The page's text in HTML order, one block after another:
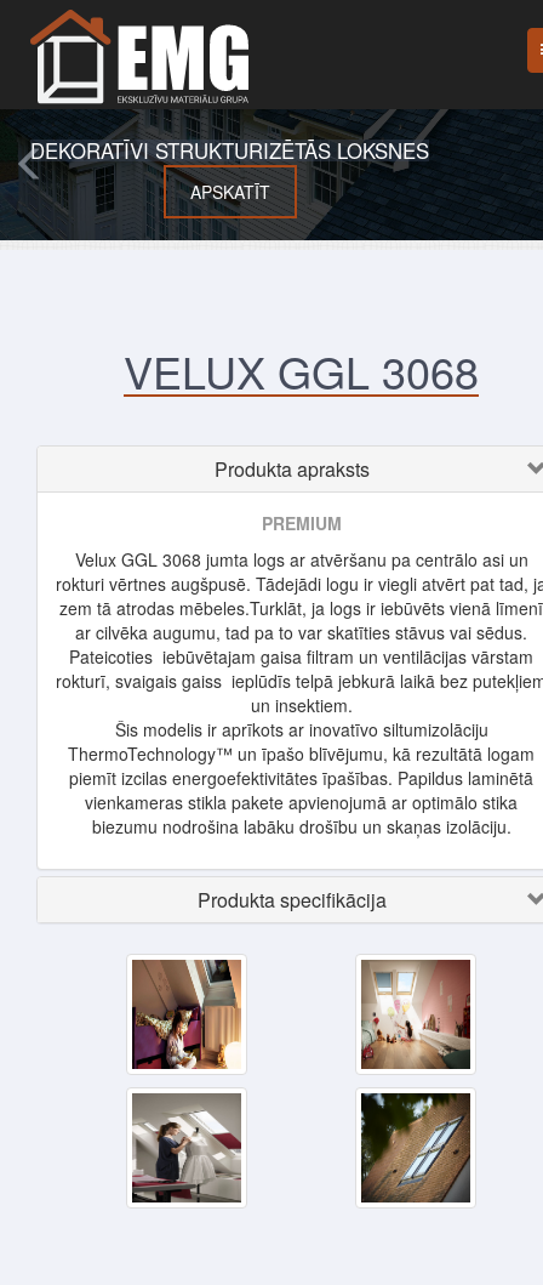
DEKORATĪVI STRUKTURIZĒTĀS LOKSNES
APSKATĪT
VELUX GGL 3068
Produkta apraksts
PREMIUM
Velux GGL 3068 jumta logs ar atvēršanu pa centrālo asi un
rokturi vērtnes augšpusē. Tādejādi logu ir viegli atvērt pat tad,
zem tā atrodas mēbeles.Turklāt, ja logs ir iebūvēts vienā līmenī
ar cilvēka augumu, tad pa to var skatīties stāvus vai sēdus.
Pateicoties iebūvētajam gaisa filtram un ventilācijas vārstam
rokturī, svaigais gaiss ieplūdīs telpā jebkurā laikā bez
un insektiem.
Šis modelis ir aprīkots ar inovatīvo siltumizolāciju
ThermoTechnology™ un īpašo blīvējumu, kā rezultātā logam
piemīt izcilas energoefektivitātes īpašības. Papildus laminētā
vienkameras stikla pakete apvienojumā ar optimālo stika
biezumu nodrošina labāku drošību un skaņas izolāciju.
Produkta specifikācija